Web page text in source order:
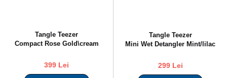
Tangle Teezer
Compact Rose Gold\cream
399 Lei
Tangle Teezer
Mini Wet Detangler Mint/lilac
299 Lei